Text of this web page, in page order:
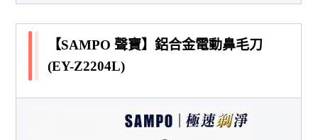
【SAMPO 聲寶】鋁合金電動鼻毛刀
(EY-Z2204L)